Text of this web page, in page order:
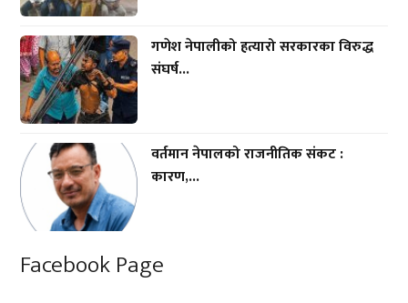
गणेश नेपालीको हत्यारो सरकारका विरुद्ध
संघर्ष...
वर्तमान नेपालको राजनीतिक संकट :
कारण,...
Facebook Page